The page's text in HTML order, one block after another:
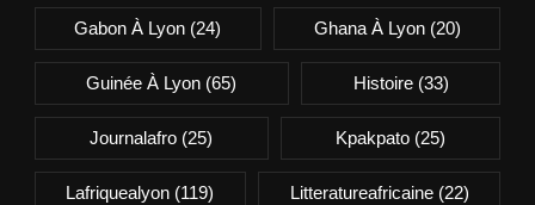
Gabon À Lyon (24) Ghana À Lyon(20)
Guinée À Lyon (65) Histoire(33)
Journalafro (25) Kpakpato(25)
Lafriquealyon (119) Litteratureafricaine(22)